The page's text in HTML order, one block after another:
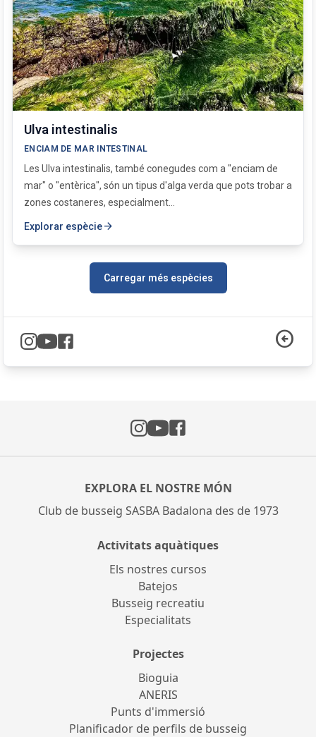
Ulva intestinalis
ENCIAM DE MAR INTESTINAL
Les Ulva intestinalis, també conegudes com a "enciam de
mar" o "entèrica", són un tipus d'alga verda que pots trobar a
zones costaneres, especialment...
Explorar espèciearrow_forward
Carregar més espècies
arrow_circle_left
EXPLORA EL NOSTRE MÓN
Club de busseig SASBA Badalona des de 1973
Activitats aquàtiques
Els nostres cursos
Batejos
Busseig recreatiu
Especialitats
Projectes
Bioguia
ANERIS
Punts d'immersió
Planificador de perfils de busseig